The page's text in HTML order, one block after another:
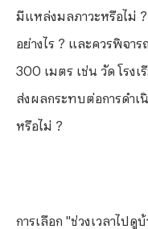
มีแหล่งมลภาวะหรือไม่
อย่างไร ? และควรพิจา
300 เมตร เช่น วัด โรง
ส่งผลกระทบต่อการดำเ
หรือไม่ ?
การเลือก "ช่วงเวลาไป